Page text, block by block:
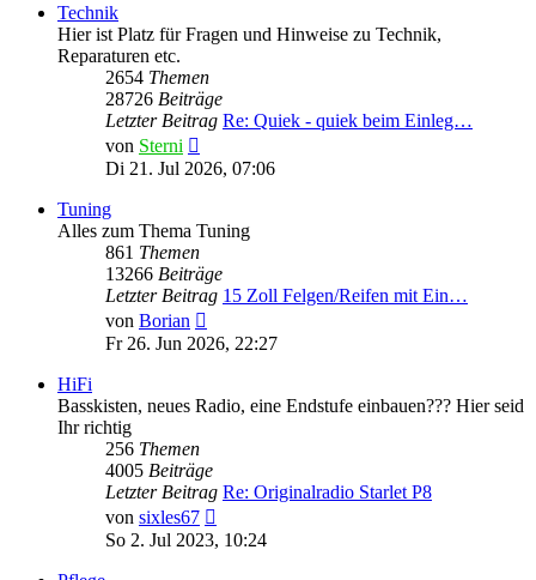
Technik
Hier ist Platz für Fragen und Hinweise zu Technik,
Reparaturen etc.
2654 Themen
28726 Beiträge
Letzter Beitrag Re: Quiek - quiek beim Einleg…
von Sterni
Beitrag
Di 21. Jul 2026, 07:06
Tuning
Alles zum Thema Tuning
861 Themen
13266 Beiträge
Letzter Beitrag 15 Zoll Felgen/Reifen mit Ein…
von Borian
Beitrag
Fr 26. Jun 2026, 22:27
HiFi
Basskisten, neues Radio, eine Endstufe einbauen??? Hier seid
Ihr richtig
256 Themen
4005 Beiträge
Letzter Beitrag Re: Originalradio Starlet P8
von sixles67
Beitrag
So 2. Jul 2023, 10:24